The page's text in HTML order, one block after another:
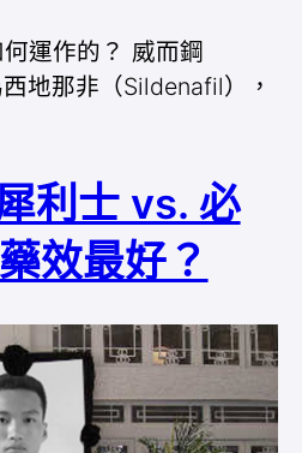
運作的？ 威而鋼
地那非（Sildenafil），
利士 vs. 必
效最好？